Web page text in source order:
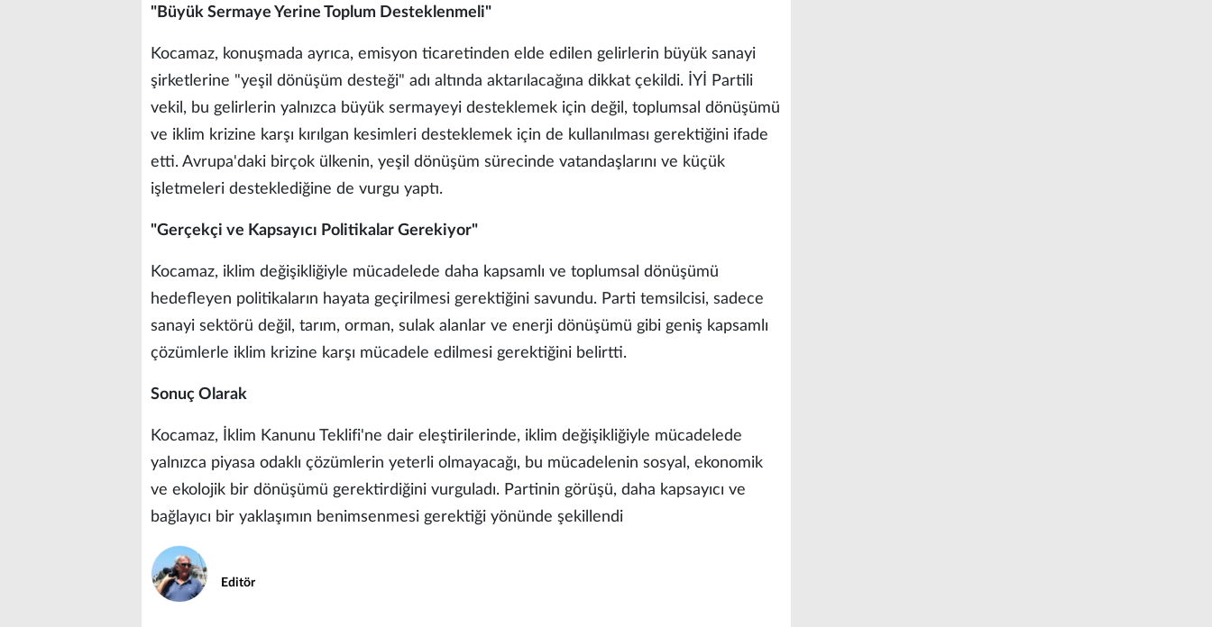
"Büyük Sermaye Yerine Toplum Desteklenmeli"
Kocamaz, konuşmada ayrıca, emisyon ticaretinden elde edilen gelirlerin büyük sanayi
şirketlerine "yeşil dönüşüm desteği" adı altında aktarılacağına dikkat çekildi. İYİ Partili
vekil, bu gelirlerin yalnızca büyük sermayeyi desteklemek için değil, toplumsal dönüşümü
ve iklim krizine karşı kırılgan kesimleri desteklemek için de kullanılması gerektiğini ifade
etti. Avrupa'daki birçok ülkenin, yeşil dönüşüm sürecinde vatandaşlarını ve küçük
işletmeleri desteklediğine de vurgu yaptı.
"Gerçekçi ve Kapsayıcı Politikalar Gerekiyor"
Kocamaz, iklim değişikliğiyle mücadelede daha kapsamlı ve toplumsal dönüşümü
hedefleyen politikaların hayata geçirilmesi gerektiğini savundu. Parti temsilcisi, sadece
sanayi sektörü değil, tarım, orman, sulak alanlar ve enerji dönüşümü gibi geniş kapsamlı
çözümlerle iklim krizine karşı mücadele edilmesi gerektiğini belirtti.
Sonuç Olarak
Kocamaz, İklim Kanunu Teklifi'ne dair eleştirilerinde, iklim değişikliğiyle mücadelede
yalnızca piyasa odaklı çözümlerin yeterli olmayacağı, bu mücadelenin sosyal, ekonomik
ve ekolojik bir dönüşümü gerektirdiğini vurguladı. Partinin görüşü, daha kapsayıcı ve
bağlayıcı bir yaklaşımın benimsenmesi gerektiği yönünde şekillendi
Editör